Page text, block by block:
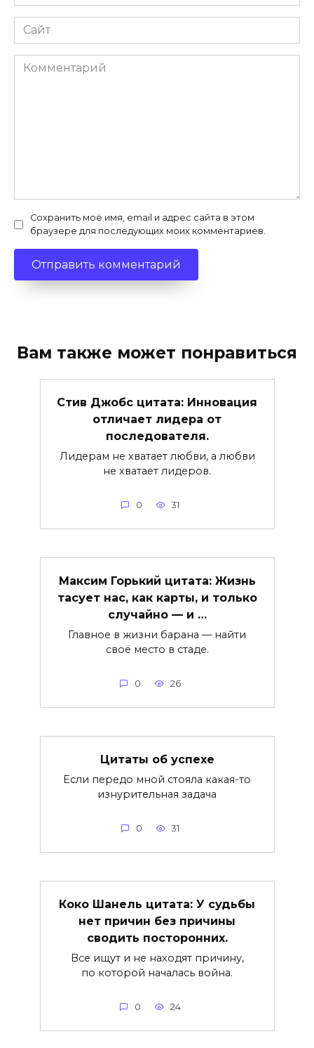
Сайт
Комментарий
Сохранить моё имя, email и адрес сайта в этом
браузере для последующих моих комментариев.
Вам также может понравиться
Стив Джобс цитата: Инновация
отличает лидера от
последователя.
Лидерам не хватает любви, а любви
не хватает лидеров.
0 31
Максим Горький цитата: Жизнь
тасует нас, как карты, и только
случайно — и …
Главное в жизни барана — найти
своё место в стаде.
0 26
Цитаты об успехе
Если передо мной стояла какая-то
изнурительная задача
0 31
Коко Шанель цитата: У судьбы
нет причин без причины
сводить посторонних.
Все ищут и не находят причину,
по которой началась война.
0 24